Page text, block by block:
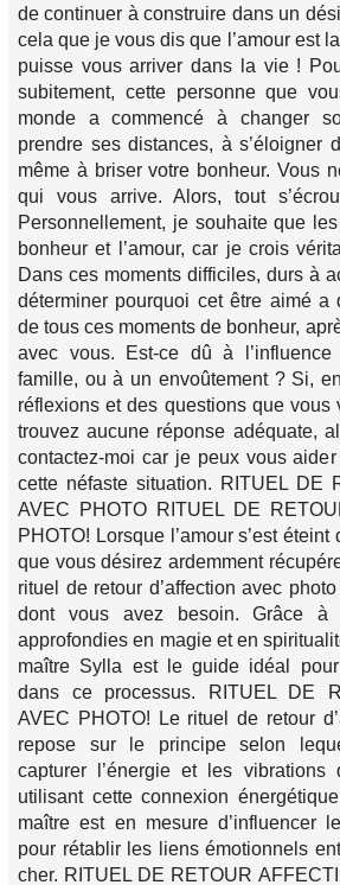
de continuer à construire dans un
cela que je vous dis que l’amour est
puisse vous arriver dans la vie !
subitement, cette personne que
monde a commencé à changer
prendre ses distances, à s’éloigner
même à briser votre bonheur. Vous
qui vous arrive. Alors, tout
Personnellement, je souhaite que
bonheur et l’amour, car je crois
Dans ces moments difficiles, durs à
déterminer pourquoi cet être aimé a
de tous ces moments de bonheur,
avec vous. Est-ce dû à
famille, ou à un envoûtement ? Si,
réflexions et des questions que vous
trouvez aucune réponse adéquate,
contactez-moi car je peux vous
cette néfaste situation. RITUEL DE
AVEC PHOTO RITUEL DE
PHOTO! Lorsque l’amour s’est
que vous désirez ardemment
rituel de retour d’affection avec
dont vous avez besoin. Grâce à
approfondies en magie et en
maître Sylla est le guide idéal
dans ce processus. RITUEL DE
AVEC PHOTO! Le rituel de retour
repose sur le principe selon
capturer l’énergie et les vibrations
utilisant cette connexion
maître est en mesure d’influencer
pour rétablir les liens émotionnels
cher. RITUEL DE RETOUR